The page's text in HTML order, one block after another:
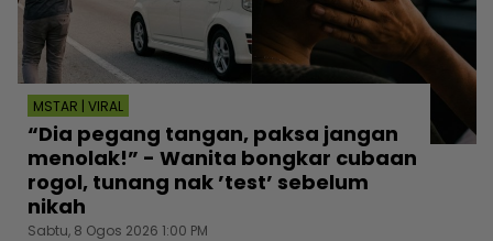
MSTAR | VIRAL
“Dia pegang tangan, paksa jangan
menolak!” - Wanita bongkar cubaan
rogol, tunang nak ’test’ sebelum
nikah
Sabtu, 8 Ogos 2026 1:00 PM